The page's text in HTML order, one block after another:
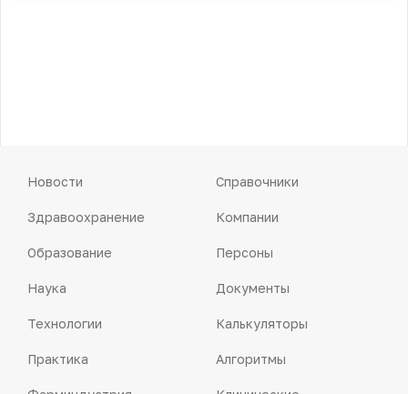
Новости
Здравоохранение
Образование
Наука
Технологии
Практика
Справочники
Компании
Персоны
Документы
Калькуляторы
Алгоритмы